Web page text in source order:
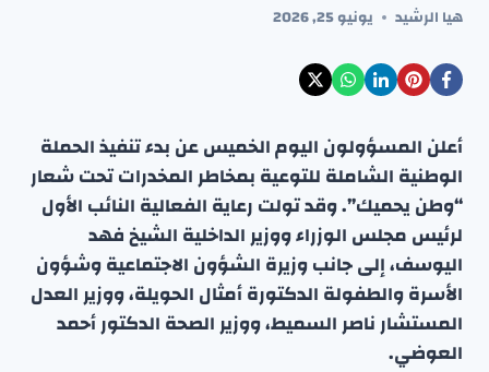
هيا الرشيد يونيو 25, 2026
أعلن المسؤولون اليوم الخميس عن بدء تنفيذ الحملة
الوطنية الشاملة للتوعية بمخاطر المخدرات تحت شعار
“وطن يحميك”. وقد تولت رعاية الفعالية النائب الأول
لرئيس مجلس الوزراء ووزير الداخلية الشيخ فهد
اليوسف، إلى جانب وزيرة الشؤون الاجتماعية وشؤون
الأسرة والطفولة الدكتورة أمثال الحويلة، ووزير العدل
المستشار ناصر السميط، ووزير الصحة الدكتور أحمد
العوضي.